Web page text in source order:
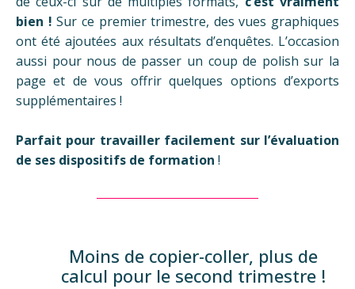
bien ! Sur ce premier trimestre, des vues graphiques
ont été ajoutées aux résultats d’enquêtes. L’occasion
aussi pour nous de passer un coup de polish sur la
page et de vous offrir quelques options d’exports
supplémentaires !
Parfait pour travailler facilement sur l’évaluation
de ses dispositifs de formation !
Moins de copier-coller, plus de
calcul pour le second trimestre !